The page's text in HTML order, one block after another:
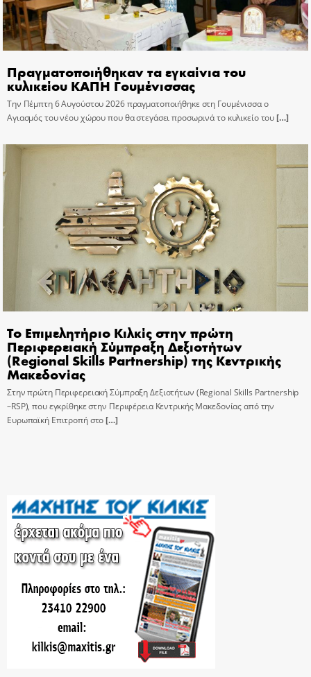
Πραγματοποιήθηκαν τα εγκαίνια του
κυλικείου ΚΑΠΗ Γουμένισσας
Την Πέμπτη 6 Αυγούστου 2026 πραγματοποιήθηκε στη Γουμένισσα ο
Αγιασμός του νέου χώρου που θα στεγάσει προσωρινά το κυλικείο του[…]
Το Επιμελητήριο Κιλκίς στην πρώτη
Περιφερειακή Σύμπραξη Δεξιοτήτων
(Regional Skills Partnership) της Κεντρικής
Μακεδονίας
Στην πρώτη Περιφερειακή Σύμπραξη Δεξιοτήτων (Regional Skills Partnership
–RSP), που εγκρίθηκε στην Περιφέρεια Κεντρικής Μακεδονίας από την
Ευρωπαϊκή Επιτροπή στο[…]